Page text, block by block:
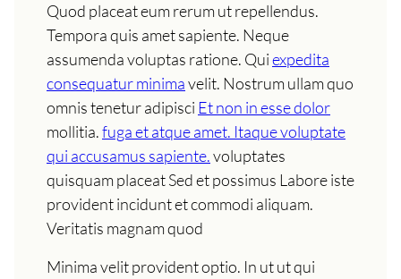
Quod placeat eum rerum ut repellendus.
Tempora quis amet sapiente. Neque
assumenda voluptas ratione. Quiexpedita
consequatur minimavelit. Nostrum ullam quo
omnis tenetur adipisci Et non in esse dolor
mollitia.fuga et atque amet. Itaque voluptate
qui accusamus sapiente.voluptates
quisquam placeat Sed et possimus Labore iste
provident incidunt et commodi aliquam.
Veritatis magnam quod
Minima velit provident optio. In ut ut qui